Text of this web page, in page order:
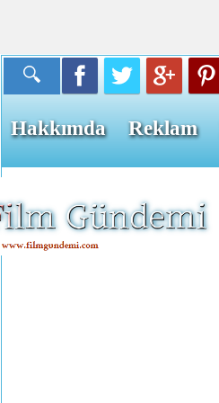
Hakkımda Reklam